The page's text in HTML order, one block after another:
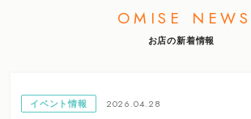
OMISE NEWS
お店の新着情報
イベント情報
2026.04.28